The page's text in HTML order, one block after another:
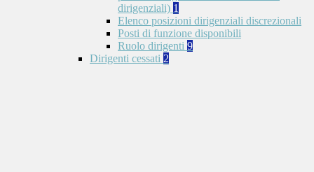
dirigenziali) 1
Elenco posizioni dirigenziali discrezionali
Posti di funzione disponibili
Ruolo dirigenti 9
Dirigenti cessati 2